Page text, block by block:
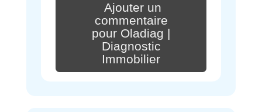
Ajouter un
commentaire
pour Oladiag |
Diagnostic
Immobilier